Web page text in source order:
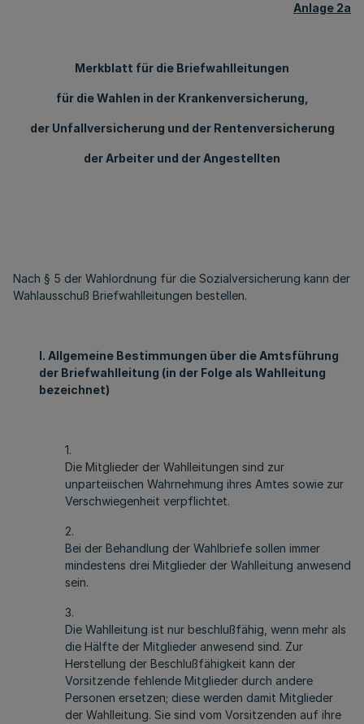
Anlage 2a
Merkblatt für die Briefwahlleitungen
für die Wahlen in der Krankenversicherung,
der Unfallversicherung und der Rentenversicherung
der Arbeiter und der Angestellten
Nach § 5 der Wahlordnung für die Sozialversicherung kann der
Wahlausschuß Briefwahlleitungen bestellen.
I. Allgemeine Bestimmungen über die Amtsführung
der Briefwahlleitung (in der Folge als Wahlleitung
bezeichnet)
1.
Die Mitglieder der Wahlleitungen sind zur
unparteiischen Wahrnehmung ihres Amtes sowie zur
Verschwiegenheit verpflichtet.
2.
Bei der Behandlung der Wahlbriefe sollen immer
mindestens drei Mitglieder der Wahlleitung anwesend
sein.
3.
Die Wahlleitung ist nur beschlußfähig, wenn mehr als
die Hälfte der Mitglieder anwesend sind. Zur
Herstellung der Beschlußfähigkeit kann der
Vorsitzende fehlende Mitglieder durch andere
Personen ersetzen; diese werden damit Mitglieder
der Wahlleitung. Sie sind vom Vorsitzenden auf ihre